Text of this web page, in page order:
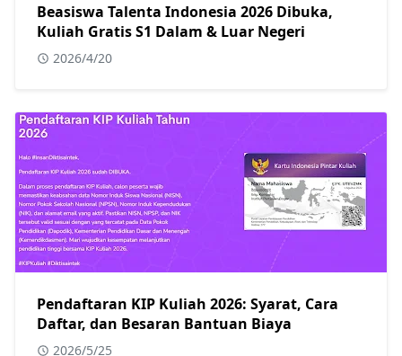
Beasiswa Talenta Indonesia 2026 Dibuka,
Kuliah Gratis S1 Dalam & Luar Negeri
2026/4/20
Pendaftaran KIP Kuliah 2026: Syarat, Cara
Daftar, dan Besaran Bantuan Biaya
2026/5/25